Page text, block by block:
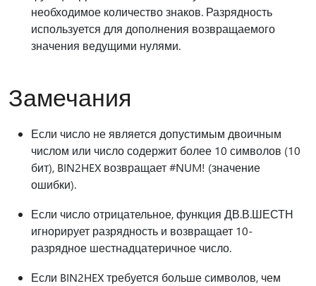
необходимое количество знаков. Разрядность
используется для дополнения возвращаемого
значения ведущими нулями.
Замечания
Если число не является допустимым двоичным
числом или число содержит более 10 символов (10
бит), BIN2HEX возвращает #NUM! (значение
ошибки).
Если число отрицательное, функция ДВ.В.ШЕСТН
игнорирует разрядность и возвращает 10-
разрядное шестнадцатеричное число.
Если BIN2HEX требуется больше символов, чем